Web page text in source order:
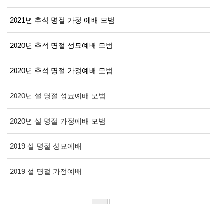
2021년 추석 명절 가정 예배 모범
2020년 추석 명절 성묘예배 모범
2020년 추석 명절 가정예배 모범
2020년 설 명절 성묘예배 모범
2020년 설 명절 가정예배 모범
2019 설 명절 성묘예배
2019 설 명절 가정예배